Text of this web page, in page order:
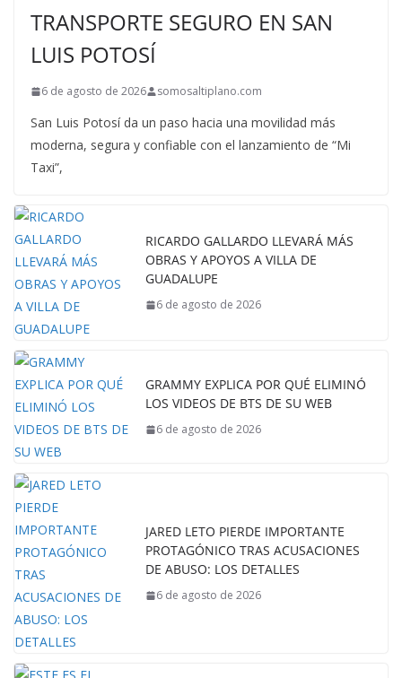
TRANSPORTE SEGURO EN SAN
LUIS POTOSÍ
6 de agosto de 2026 somosaltiplano.com
San Luis Potosí da un paso hacia una movilidad más
moderna, segura y confiable con el lanzamiento de “Mi
Taxi”,
RICARDO GALLARDO LLEVARÁ MÁS
OBRAS Y APOYOS A VILLA DE
GUADALUPE
6 de agosto de 2026
GRAMMY EXPLICA POR QUÉ ELIMINÓ
LOS VIDEOS DE BTS DE SU WEB
6 de agosto de 2026
JARED LETO PIERDE IMPORTANTE
PROTAGÓNICO TRAS ACUSACIONES
DE ABUSO: LOS DETALLES
6 de agosto de 2026